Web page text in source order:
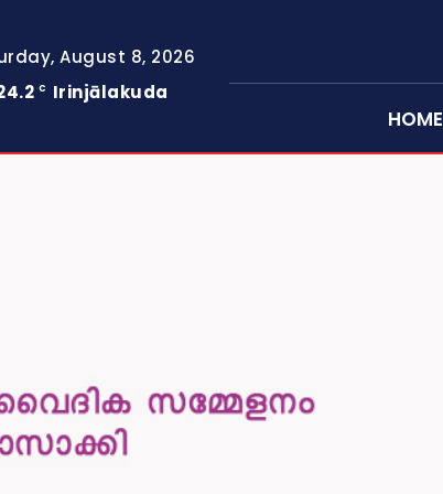
August 8, 2026
C Irinjālakuda
HOME